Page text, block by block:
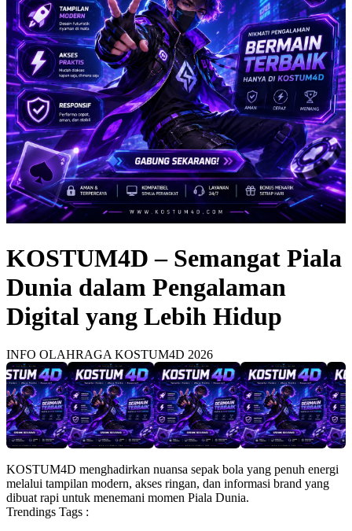
KOSTUM4D – Semangat Piala
Dunia dalam Pengalaman
Digital yang Lebih Hidup
INFO OLAHRAGA KOSTUM4D 2026
KOSTUM4D menghadirkan nuansa sepak bola yang penuh energi
melalui tampilan modern, akses ringan, dan informasi brand yang
dibuat rapi untuk menemani momen Piala Dunia.
Trendings Tags :